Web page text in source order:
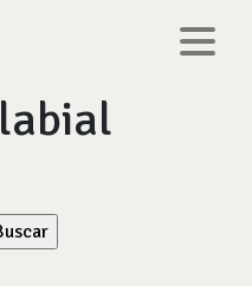
labial